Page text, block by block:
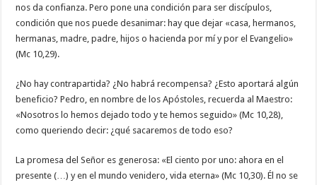
nos da confianza. Pero pone una condición para ser discípulos,
condición que nos puede desanimar: hay que dejar «casa, hermanos,
hermanas, madre, padre, hijos o hacienda por mí y por el Evangelio»
(Mc 10,29).
¿No hay contrapartida? ¿No habrá recompensa? ¿Esto aportará algún
beneficio? Pedro, en nombre de los Apóstoles, recuerda al Maestro:
«Nosotros lo hemos dejado todo y te hemos seguido» (Mc 10,28),
como queriendo decir: ¿qué sacaremos de todo eso?
La promesa del Señor es generosa: «El ciento por uno: ahora en el
presente (…) y en el mundo venidero, vida eterna» (Mc 10,30). Él no se